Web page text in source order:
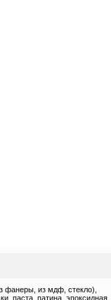
фанеры, из мдф, стекло),
паста, патина, эпоксидная